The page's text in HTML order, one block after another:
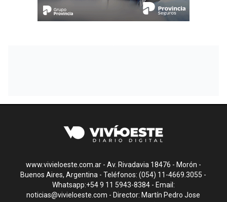
www.vivieloeste.com.ar - Av. Rivadavia 18476 - Morón -
Buenos Aires, Argentina - Teléfonos: (054) 11-4669.3055 -
Whatsapp:+54 9 11 5943-8384 - Email:
noticias@vivieloeste.com - Director: Martín Pedro Jose